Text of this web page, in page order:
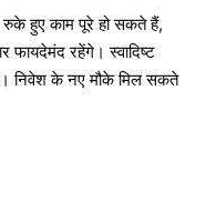
हुए काम पूरे हो सकते हैं,
फायदेमंद रहेंगे। स्वादिष्ट
निवेश के नए मौके मिल सकते